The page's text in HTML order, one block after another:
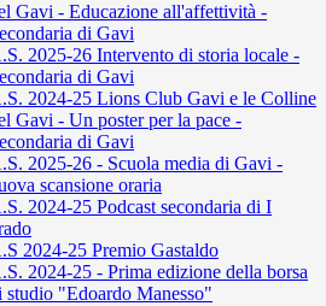
Gavi - Educazione all'affettività -
di Gavi
2025-26 Intervento di storia locale -
di Gavi
2024-25 Lions Club Gavi e le Colline
Gavi - Un poster per la pace -
di Gavi
2025-26 - Scuola media di Gavi -
scansione oraria
2024-25 Podcast secondaria di I
2024-25 Premio Gastaldo
2024-25 - Prima edizione della borsa
studio "Edoardo Manesso"